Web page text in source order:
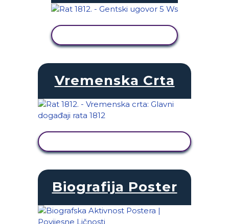
Vremenska Crta
Biografija Poster